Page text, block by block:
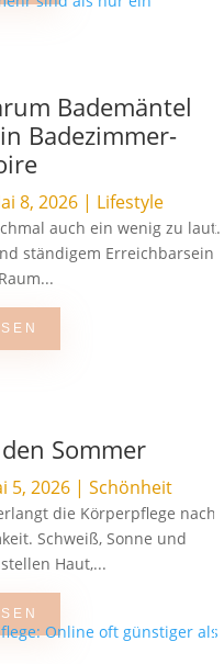
Bademäntel
Badezimmer-
8, 2026 | Lifestyle
auch ein wenig zu laut.
ständigem Erreichbarsein
Sommer
5, 2026| Schönheit
die Körperpflege nach
Schweiß, Sonne und
Haut,...